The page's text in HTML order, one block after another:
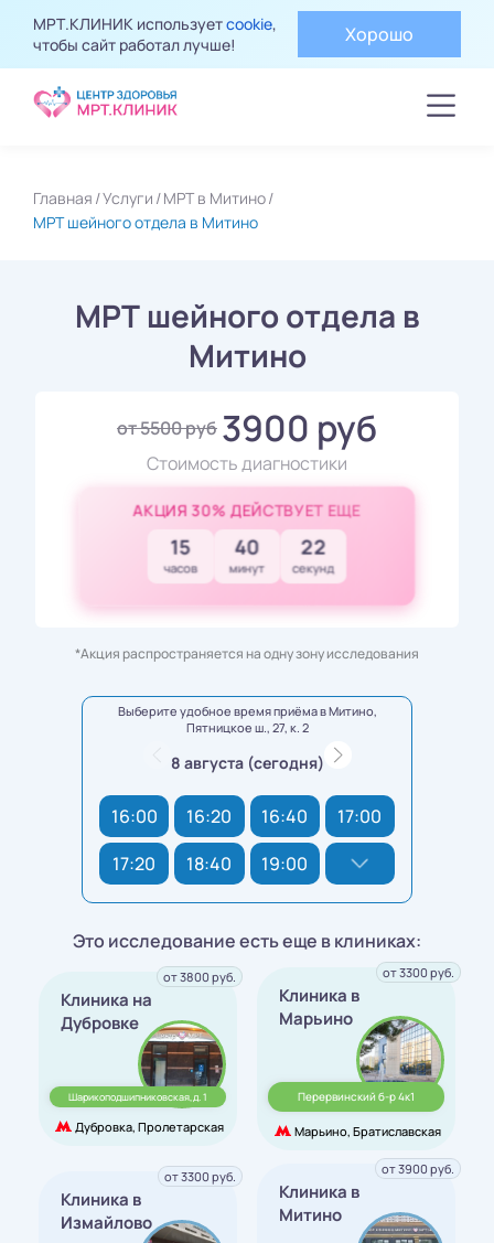
МРТ.КЛИНИК используетcookie,
чтобы сайт работал лучше!
Хорошо
Главная Услуги МРТ в Митино
МРТ шейного отдела в Митино
МРТ шейного отдела в
Митино
от 5500 руб 3900 руб
Стоимость диагностики
АКЦИЯ 30% ДЕЙСТВУЕТ ЕЩЕ
15
часов
40
минут
20
секунд
*Акция распространяется на одну зону исследования
Выберите удобное время приёма в Митино,
Пятницкое ш., 27, к. 2
8 августа (сегодня)
16:00 16:20 16:40
17:00
17:20
18:40 19:00
Это исследование есть еще в клиниках:
Клиника на
Дубровке
Шарикоподшипниковская,д. 1
Дубровка, Пролетарская
от 3800 руб.
Клиника в
Марьино
Перервинский б-р 4к1
Марьино, Братиславская
от 3300 руб.
Клиника в
Измайлово
от 3300 руб.
Клиника в
Митино
от 3900 руб.